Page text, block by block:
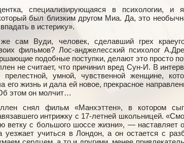
специализирующаяся в психологии, и
был близким другом Миа. Да, это
в истерику».
сам Вуди, человек, сделавший грех
фильмов? Лос-анджелесский психолог
подобные поступки, делают это просто
не считает, что причинил вред Сун-И. В
умной, чувственной женщине,
его жизнь и дала ей новое, прекрасное
этом он молчит…
снял фильм «Манхэттен», в котором
интрижку с 17-летней школьницей.
ветку с большого шоссе жизни», — наставляет
уезжает учиться в Лондон, а он остается с